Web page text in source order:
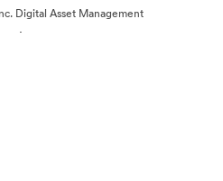
Digital Asset Management
·